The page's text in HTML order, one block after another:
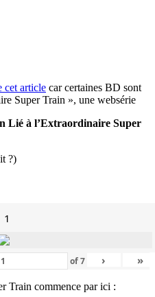
cet article car certaines BD sont
Super Train », une websérie
Lié à l’Extraordinaire Super
?)
1
of7 › »
Train commence par ici :